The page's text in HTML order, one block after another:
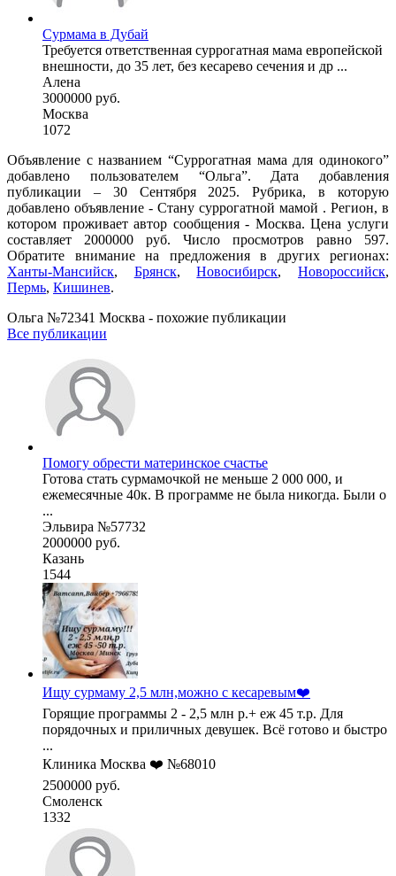
Сурмама в Дубай
Требуется ответственная суррогатная мама европейской
внешности, до 35 лет, без кесарево сечения и др ...
Алена
3000000 руб.
Москва
1072
Объявление с названием “Суррогатная мама для одинокого”
добавлено пользователем “Ольга”. Дата добавления
публикации – 30 Сентября 2025. Рубрика, в которую
добавлено объявление - Cтану суррогатной мамой . Регион, в
котором проживает автор сообщения - Москва. Цена услуги
составляет 2000000 руб. Число просмотров равно 597.
Обратите внимание на предложения в других регионах:
Ханты-Мансийск, Брянск,Новосибирск,Новороссийск,
Пермь, Кишинев.
Ольга №72341 Москва - похожие публикации
Все публикации
Помогу обрести материнское счастье
Готова стать сурмамочкой не меньше 2 000 000, и
ежемесячные 40к. В программе не была никогда. Были о
...
Эльвира №57732
2000000 руб.
Казань
1544
Ищу сурмаму 2,5 млн,можно с кесаревым❤️
Горящие программы 2 - 2,5 млн р.+ еж 45 т.р. Для
порядочных и приличных девушек. Всё готово и быстро
...
Клиника Москва ❤️ №68010
2500000 руб.
Смоленск
1332